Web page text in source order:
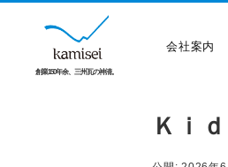
創業150年余、三州瓦の神清。
会社案内
Ｋｉ